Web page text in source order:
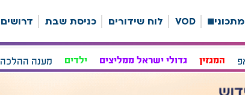
מתכונים VOD לוח שידורים כניסת שבת דרושים
המגזין גדולי ישראל ממליצים ילדים מענה ההלכה